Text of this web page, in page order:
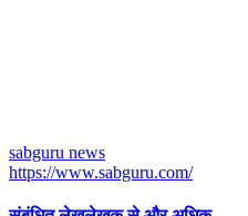
sabguru news
https://www.sabguru.com/